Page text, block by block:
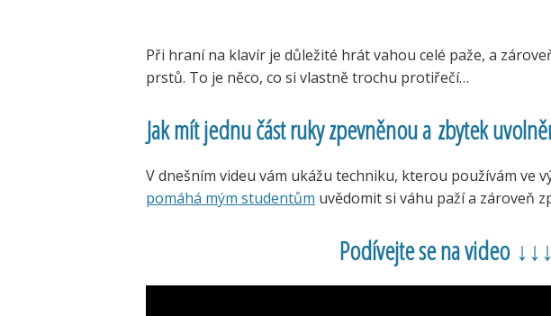
Při hraní na klavír je důležité hrát vahou celé paže, a
prstů. To je něco, co si vlastně trochu protiřečí…
Jak mít jednu část ruky zpevněnou a zbytek
V dnešním videu vám ukážu techniku, kterou používám ve
pomáhá mým studentům uvědomit si váhu paží a zároveň
Podívejte se na video ↓↓↓